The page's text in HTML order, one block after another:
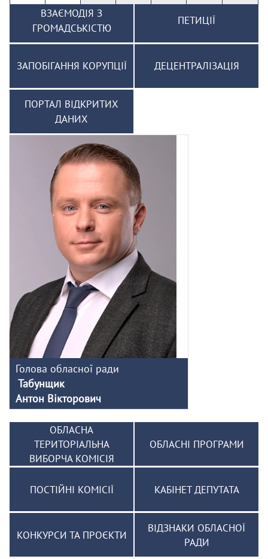
ВЗАЄМОДІЯ З
ГРОМАДСЬКІСТЮ
ПЕТИЦІЇ
ЗАПОБІГАННЯ КОРУПЦІЇ ДЕЦЕНТРАЛІЗАЦІЯ
ПОРТАЛ ВІДКРИТИХ
ДАНИХ
Голова обласної ради
Табунщик
Антон Вікторович
ОБЛАСНА
ТЕРИТОРІАЛЬНА
ВИБОРЧА КОМІСІЯ
ОБЛАСНІ ПРОГРАМИ
ПОСТІЙНІ КОМІСІЇ КАБІНЕТ ДЕПУТАТА
КОНКУРСИ ТА ПРОЄКТИ
ВІДЗНАКИ ОБЛАСНОЇ
РАДИ